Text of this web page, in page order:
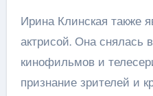
Ирина Клинская также
актрисой. Она снялась
кинофильмов и
признание зрителей и